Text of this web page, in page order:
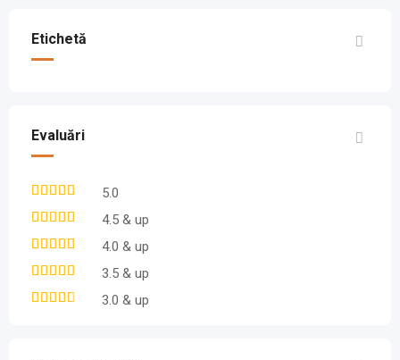
Etichetă
Evaluări
5.0
4.5 & up
4.0 & up
3.5 & up
3.0 & up